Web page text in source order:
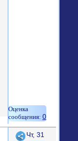
0
Поделиться
Чт, 31